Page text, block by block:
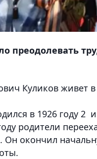
преодолевать
Куликов живет в
в 1926 году
родители
окончил